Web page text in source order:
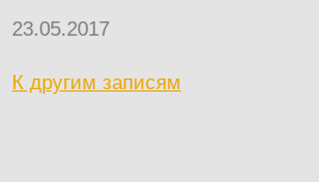
23.05.2017
К другим записям